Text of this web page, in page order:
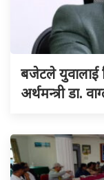
बजेटले युवालाई
अर्थमन्त्री डा.